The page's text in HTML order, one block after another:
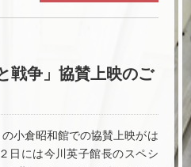
戦争」協賛上映のご
小倉昭和館での協賛上映がは
日には今川英子館長のスペシ